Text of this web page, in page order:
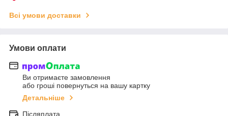
Всі умови доставки
Умови оплати
Ви отримаєте замовлення
або гроші повернуться на вашу картку
Детальніше
Післяплата